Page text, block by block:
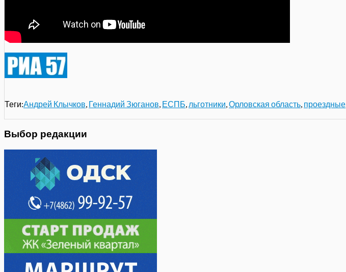
Теги:Андрей Клычков Геннадий Зюганов ЕСПБ льготники Орловская область проездные
Выбор редакции